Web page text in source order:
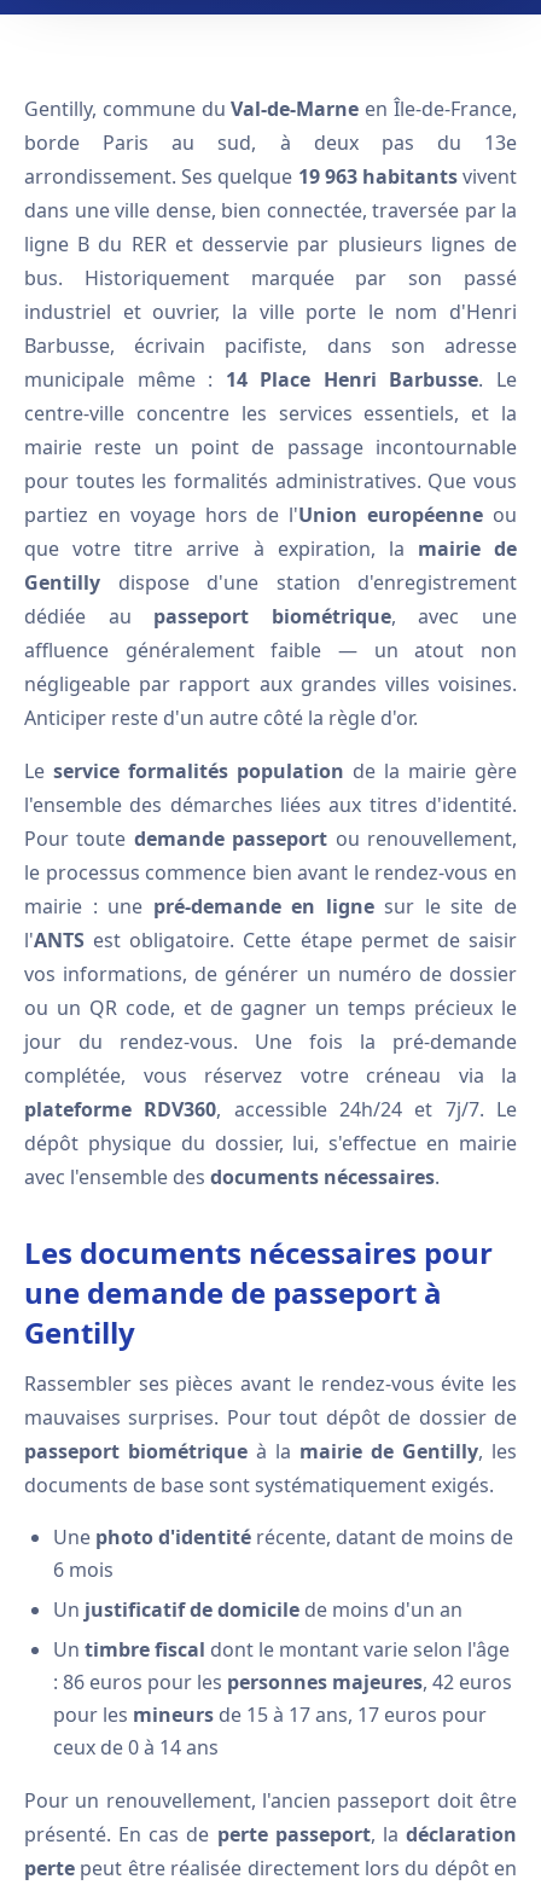
Gentilly, commune duVal-de-Marne en Île-de-France,
borde Paris au sud, à deux pas du 13e
arrondissement. Ses quelque 19 963 habitantsvivent
dans une ville dense, bien connectée, traversée par la
ligne B du RER et desservie par plusieurs lignes de
bus. Historiquement marquée par son passé
industriel et ouvrier, la ville porte le nom d'Henri
Barbusse, écrivain pacifiste, dans son adresse
municipale même : 14 Place Henri Barbusse. Le
centre-ville concentre les services essentiels, et la
mairie reste un point de passage incontournable
pour toutes les formalités administratives. Que vous
partiez en voyage hors de l'Union européenne ou
que votre titre arrive à expiration, la mairie de
Gentilly dispose d'une station d'enregistrement
dédiée au passeport biométrique, avec une
affluence généralement faible — un atout non
négligeable par rapport aux grandes villes voisines.
Anticiper reste d'un autre côté la règle d'or.
Le service formalités population de la mairie gère
l'ensemble des démarches liées aux titres d'identité.
Pour toute demande passeport ou renouvellement,
le processus commence bien avant le rendez-vous en
mairie : une pré-demande en lignesur le site de
l'ANTS est obligatoire. Cette étape permet de saisir
vos informations, de générer un numéro de dossier
ou un QR code, et de gagner un temps précieux le
jour du rendez-vous. Une fois la pré-demande
complétée, vous réservez votre créneau via la
plateforme RDV360, accessible 24h/24 et 7j/7. Le
dépôt physique du dossier, lui, s'effectue en mairie
avec l'ensemble des documents nécessaires.
Les documents nécessaires pour
une demande de passeport à
Gentilly
Rassembler ses pièces avant le rendez-vous évite les
mauvaises surprises. Pour tout dépôt de dossier de
passeport biométrique à la mairie de Gentilly, les
documents de base sont systématiquement exigés.
Une photo d'identité récente, datant de moins de
6 mois
Un justificatif de domicile de moins d'un an
Un timbre fiscal dont le montant varie selon l'âge
: 86 euros pour les personnes majeures, 42 euros
pour les mineurs de 15 à 17 ans, 17 euros pour
ceux de 0 à 14 ans
Pour un renouvellement, l'ancien passeport doit être
présenté. En cas de perte passeport, ladéclaration
perte peut être réalisée directement lors du dépôt en